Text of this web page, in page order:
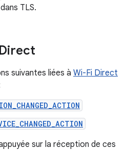
TLS.
suivantes liées à Wi-Fi Direct
sur la réception de ces